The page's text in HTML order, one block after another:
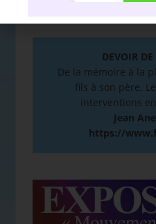
DEVOIR
De la mémoire à la
fils à son père.
interventions
Jean
https://